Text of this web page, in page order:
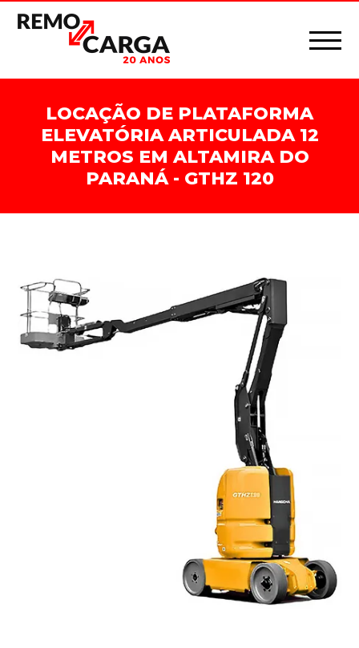
LOCAÇÃO DE PLATAFORMA
ELEVATÓRIA ARTICULADA 12
METROS EM ALTAMIRA DO
PARANÁ - GTHZ 120